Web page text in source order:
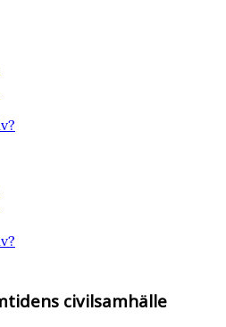
civilsamhälle